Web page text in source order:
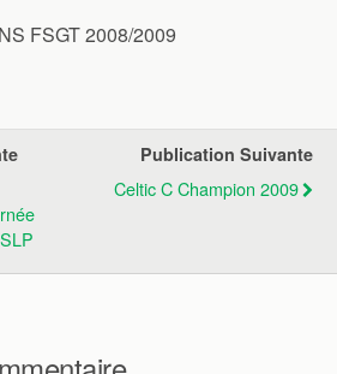
FSGT 2008/2009
Publication Suivante
Celtic C Champion 2009